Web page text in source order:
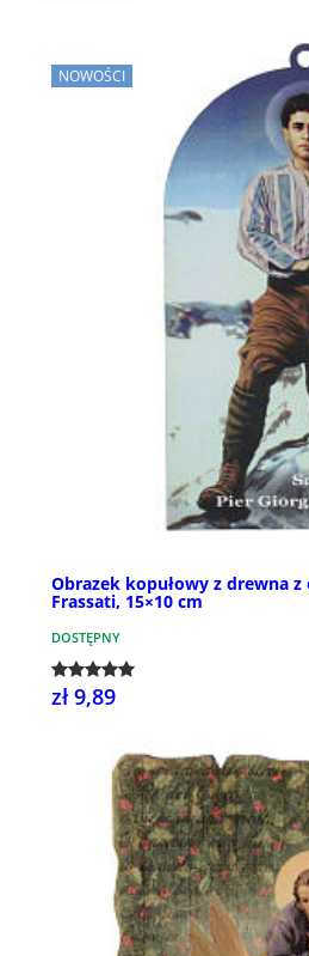
NOWOŚCI
Obrazek kopułowy z drewna
Frassati, 15×10 cm
DOSTĘPNY
zł 9,89